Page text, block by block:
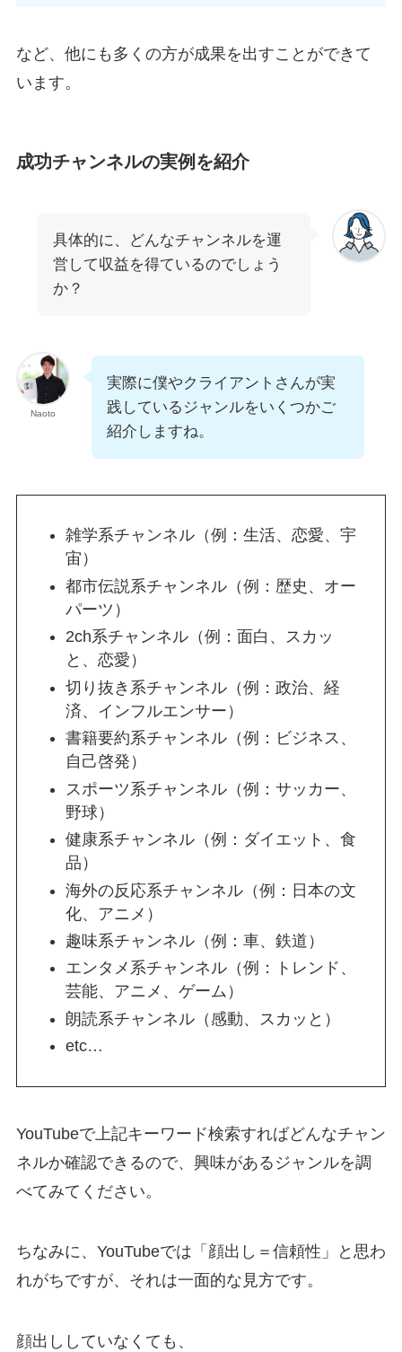
など、他にも多くの方が成果を出すことができて
います。
成功チャンネルの実例を紹介
具体的に、どんなチャンネルを運
営して収益を得ているのでしょう
か？
Naoto
実際に僕やクライアントさんが実
践しているジャンルをいくつかご
紹介しますね。
雑学系チャンネル（例：生活、恋愛、宇
宙）
都市伝説系チャンネル（例：歴史、オー
パーツ）
2ch系チャンネル（例：面白、スカッ
と、恋愛）
切り抜き系チャンネル（例：政治、経
済、インフルエンサー）
書籍要約系チャンネル（例：ビジネス、
自己啓発）
スポーツ系チャンネル（例：サッカー、
野球）
健康系チャンネル（例：ダイエット、食
品）
海外の反応系チャンネル（例：日本の文
化、アニメ）
趣味系チャンネル（例：車、鉄道）
エンタメ系チャンネル（例：トレンド、
芸能、アニメ、ゲーム）
朗読系チャンネル（感動、スカッと）
etc…
YouTubeで上記キーワード検索すればどんなチャン
ネルか確認できるので、興味があるジャンルを調
べてみてください。
ちなみに、YouTubeでは「顔出し＝信頼性」と思わ
れがちですが、それは一面的な見方です。
顔出ししていなくても、